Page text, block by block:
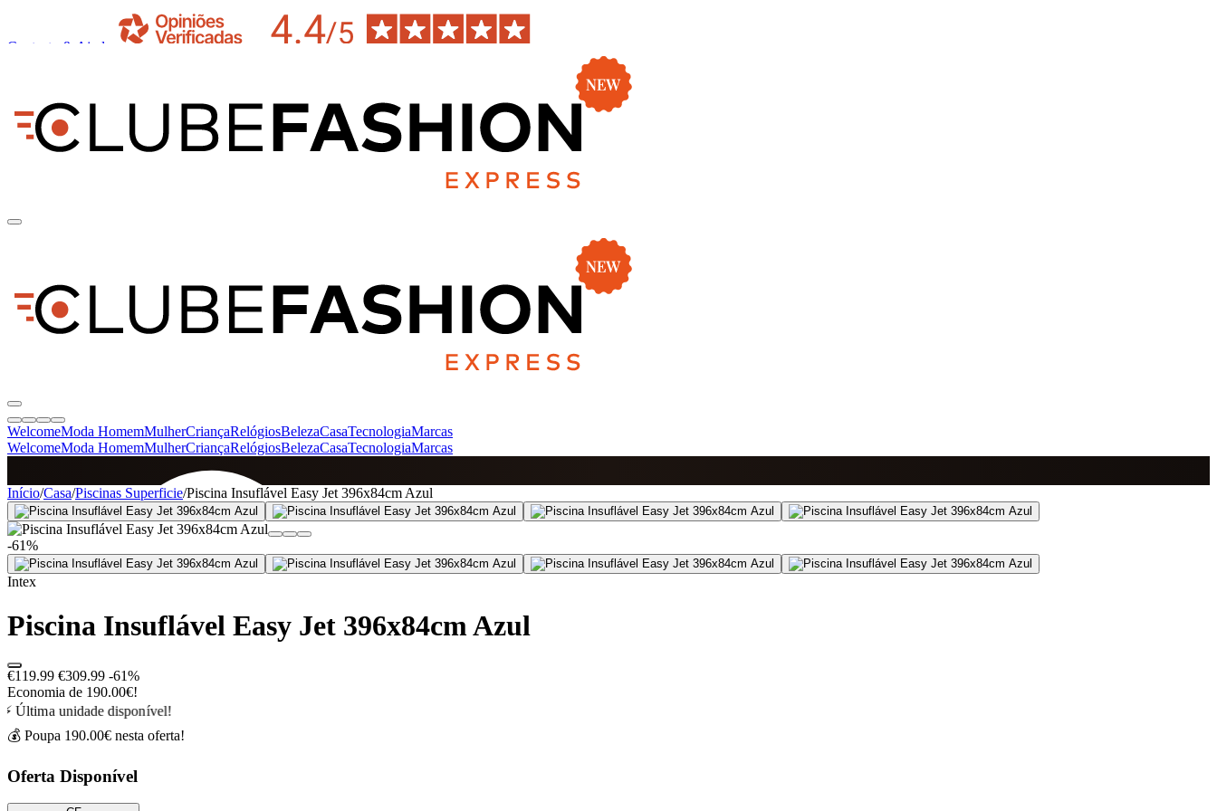
Contacto & Ajuda
WelcomeModa HomemMulherCriançaRelógiosBelezaCasaTecnologiaMarcas
WelcomeModa HomemMulherCriançaRelógiosBelezaCasaTecnologiaMarcas
SINCE 2005
+de 36.000 reviews
Início/Casa/Piscinas Superficie/Piscina Insuflável Easy Jet 396x84cm Azul
-61%
Intex
Piscina Insuflável Easy Jet 396x84cm Azul
€119.99 €309.99 -61%
Economia de 190.00€!
⚡ Última unidade disponível!
💰 Poupa 190.00€ nesta oferta!
Oferta Disponível